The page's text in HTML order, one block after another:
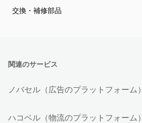
交換・補修部品
関連のサービス
ノバセル（広告のプラットフォーム）
ハコベル（物流のプラットフォーム）